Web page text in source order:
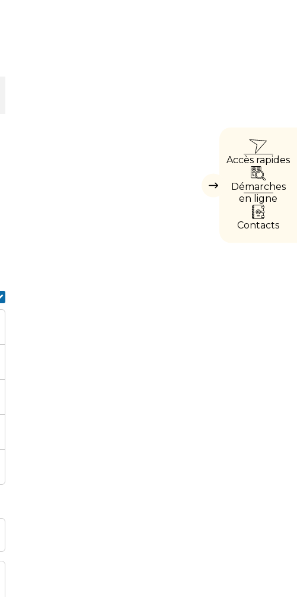
Masquer
Accès rapides
Démarches
en ligne
Contacts